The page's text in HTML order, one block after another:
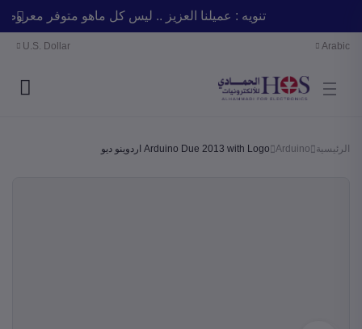
تنويه : عميلنا العزيز .. ليس كل ماهو متوفر
Arabic
U.S. Dollar
الرئيسية Arduino Arduino Due 2013 with Logo اردوينو ديو